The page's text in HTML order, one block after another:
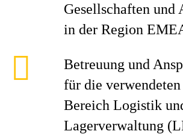
Gesellschaften und
in der Region
Betreuung und
für die
Bereich Logistik
Lagerverwaltung